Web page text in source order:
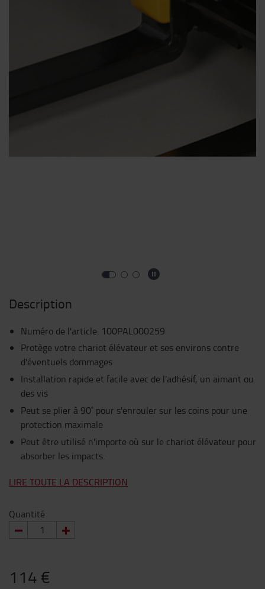
Description
Numéro de l'article: 100PAL000259
Protège votre chariot élévateur et ses environs contre
d'éventuels dommages
Installation rapide et facile avec de l'adhésif, un aimant ou
des vis
Peut se plier à 90˚ pour s'enrouler sur les coins pour une
protection maximale
Peut être utilisé n'importe où sur le chariot élévateur pour
absorber les impacts.
LIRE TOUTE LA DESCRIPTION
Quantité
114 €